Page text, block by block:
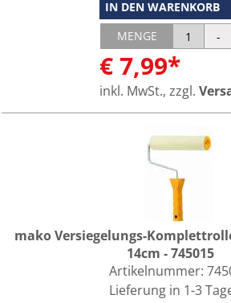
IN DEN WARENKORB
MENGE
€ 7,99*
inkl. MwSt., zzgl.
mako Versiegelungs-
14cm - 745015
Artikelnummer:
Lieferung in 1-3